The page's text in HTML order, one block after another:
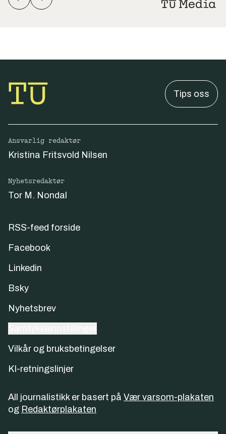
Tips oss
Ansvarlig redaktør
Kristina Fritsvold Nilsen
Nyhetsredaktør
Tor M. Nondal
RSS-feed forside
Facebook
Linkedin
Bsky
Nyhetsbrev
Vilkår og bruksbetingelser
KI-retningslinjer
All journalistikk er basert på Vær varsom-plakaten
og Redaktørplakaten